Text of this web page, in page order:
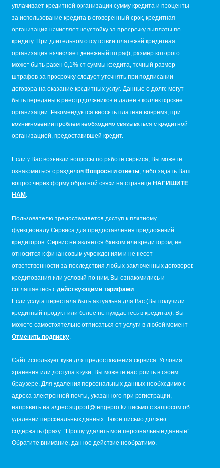
уплачивает кредитной организации сумму кредита и проценты
за использование кредита в оговоренный срок, кредитная
организация начисляет неустойку за просрочку выплаты по
кредиту. При длительном отсутствии платежей кредитная
организация начисляет денежный штраф, размер которого
может быть равен 0,1% от суммы кредита, точный размер
штрафов за просрочку следует уточнять при подписании
договора на оказание кредитных услуг. Данные о долге могут
быть переданы в реестр должников и далее в коллекторские
организации. Рекомендуется вносить платежи вовремя, при
возникновении проблем необходимо связываться с кредитной
организацией, предоставившей кредит.
Если у Вас возникли вопросы по работе сервиса, Вы можете
ознакомиться с разделом Вопросы и ответы, либо задать Ваш
вопрос через форму обратной связи на странице НАПИШИТЕ
НАМ .
Пользователю предоставляется доступ к платному
функционалу Сервиса для предоставления предложений
кредиторов. Сервис не является банком или кредитором, не
относится к финансовым учреждениям и не несет
ответственности за последствия любых заключенных договоров
кредитования или условий по ним. Вы ознакомились и
соглашаетесь с действующими тарифами .
Если услуга перестала быть актуальна для Вас (Вы получили
кредитный продукт или более не нуждаетесь в кредитах), Вы
можете самостоятельно отписаться от услуги в любой момент -
Отменить подписку.
Сайт использует куки для предоставления сервиса. Условия
хранения или доступа к куки, Вы можете настроить в своем
браузере. Для удаления персональных данных необходимо с
адреса электронной почты, указанного при регистрации,
направить на адрес support@tengepro.kz письмо с запросом об
удалении персональных данных. Такое письмо должно
содержать фразу: “Прошу удалить мои персональные данные”.
Обратите внимание, данное действие необратимо.